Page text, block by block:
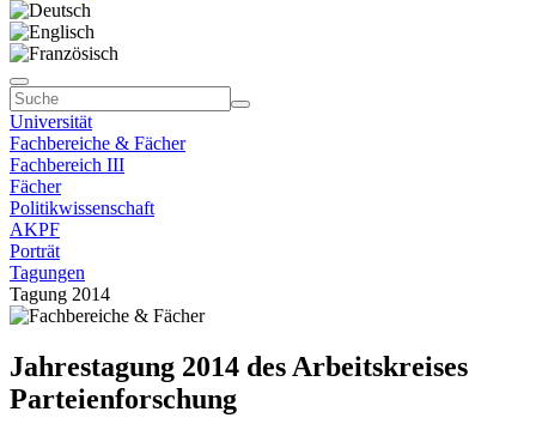
Universität
Fachbereiche & Fächer
Fachbereich III
Fächer
Politikwissenschaft
AKPF
Porträt
Tagungen
Tagung 2014
Jahrestagung 2014 des Arbeitskreises
Parteienforschung